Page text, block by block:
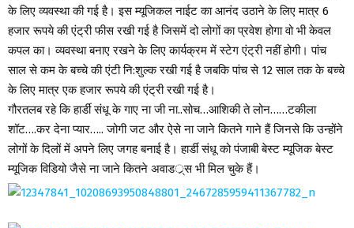
के लिए व्यवस्था की गई है। इस म्यूजिकल नाईट का आनंद उठाने के लिए मात्र 6
हजार रूपये की एंट्री फीस रखी गई है जिसमें दो लोगों का प्रवेश होगा वो भी केवल
कपल का। व्यवस्था बनाए रखने के लिए कार्यक्रम में स्टेग एंट्री नहीं होगी। पांच
साल से कम के बच्चे की एंटी नि:शुल्क रखी गई है जबकि पांच से 12 साल तक के बच्चे
के लिए मात्र एक हजार रूपये की एंट्री रखी गई है।
गौरतलब रहे कि हार्डी संधू के गाए ना जी ना..सोच…आशिकी ते लोन……टकीला
शॉट….कर देना प्यार….. जोगी जट और ऐसे ना जाने कितने गाने हैं जिनसे कि उन्होंने
लोगों के दिलों में अपने लिए जगह बनाई है। हार्डी संधू को पंजाबी बेस्ट म्यूजिक बेस्ट
म्यूजिक विडियो जैसे ना जाने कितने अवाडर््स भी मिल चुके हैं।